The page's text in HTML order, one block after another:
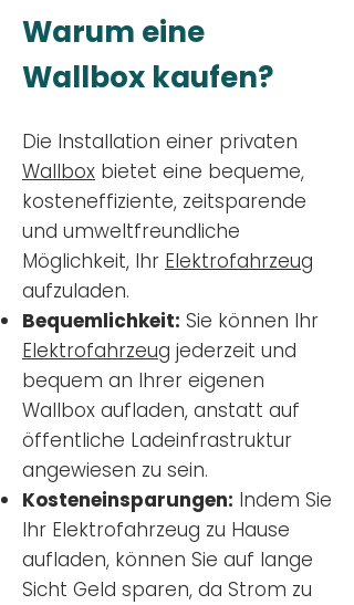
Warum eine
Wallbox kaufen?
Die Installation einer privaten
Wallbox bietet eine bequeme,
kosteneffiziente, zeitsparende
und umweltfreundliche
Möglichkeit, Ihr Elektrofahrzeug
aufzuladen.
Bequemlichkeit: Sie können Ihr
Elektrofahrzeug jederzeit und
bequem an Ihrer eigenen
Wallbox aufladen, anstatt auf
öffentliche Ladeinfrastruktur
angewiesen zu sein.
Kosteneinsparungen: Indem Sie
Ihr Elektrofahrzeug zu Hause
aufladen, können Sie auf lange
Sicht Geld sparen, da Strom zu